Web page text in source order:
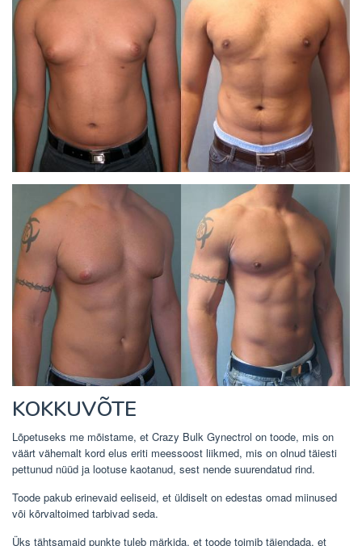
KOKKUVÕTE
Lõpetuseks me mõistame, et Crazy Bulk Gynectrol on toode, mis on
väärt vähemalt kord elus eriti meessoost liikmed, mis on olnud täiesti
pettunud nüüd ja lootuse kaotanud, sest nende suurendatud rind.
Toode pakub erinevaid eeliseid, et üldiselt on edestas omad miinused
või kõrvaltoimed tarbivad seda.
Üks tähtsamaid punkte tuleb märkida, et toode toimib täiendada, et